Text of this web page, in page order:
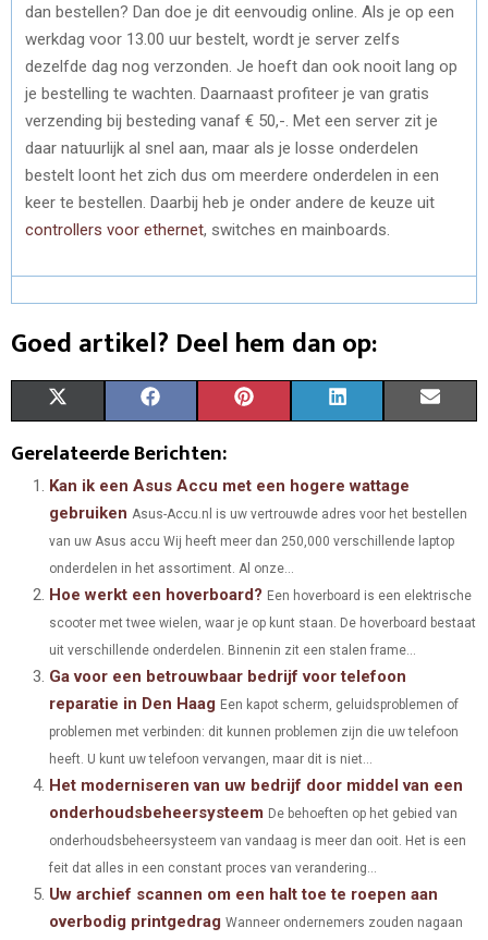
dan bestellen? Dan doe je dit eenvoudig online. Als je op een
werkdag voor 13.00 uur bestelt, wordt je server zelfs
dezelfde dag nog verzonden. Je hoeft dan ook nooit lang op
je bestelling te wachten. Daarnaast profiteer je van gratis
verzending bij besteding vanaf € 50,-. Met een server zit je
daar natuurlijk al snel aan, maar als je losse onderdelen
bestelt loont het zich dus om meerdere onderdelen in een
keer te bestellen. Daarbij heb je onder andere de keuze uit
controllers voor ethernet, switches en mainboards.
Goed artikel? Deel hem dan op:
A
R
O
T
W
T
E
R
)
R
O
C
E
O
K
R
O
N
N
T
R
S
T
R
O
N
K
D
N
R
O
I
Gerelateerde Berichten:
Kan ik een Asus Accu met een hogere wattage
gebruiken Asus-Accu.nl is uw vertrouwde adres voor het bestellen
van uw Asus accu Wij heeft meer dan 250,000 verschillende laptop
onderdelen in het assortiment. Al onze...
Hoe werkt een hoverboard? Een hoverboard is een elektrische
scooter met twee wielen, waar je op kunt staan. De hoverboard bestaat
uit verschillende onderdelen. Binnenin zit een stalen frame...
Ga voor een betrouwbaar bedrijf voor telefoon
reparatie in Den Haag Een kapot scherm, geluidsproblemen of
problemen met verbinden: dit kunnen problemen zijn die uw telefoon
heeft. U kunt uw telefoon vervangen, maar dit is niet...
Het moderniseren van uw bedrijf door middel van een
onderhoudsbeheersysteem De behoeften op het gebied van
onderhoudsbeheersysteem van vandaag is meer dan ooit. Het is een
feit dat alles in een constant proces van verandering...
Uw archief scannen om een halt toe te roepen aan
overbodig printgedrag Wanneer ondernemers zouden nagaan